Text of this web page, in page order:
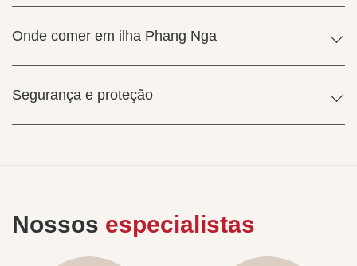
Onde comer em ilha Phang Nga
Segurança e proteção
Nossos especialistas